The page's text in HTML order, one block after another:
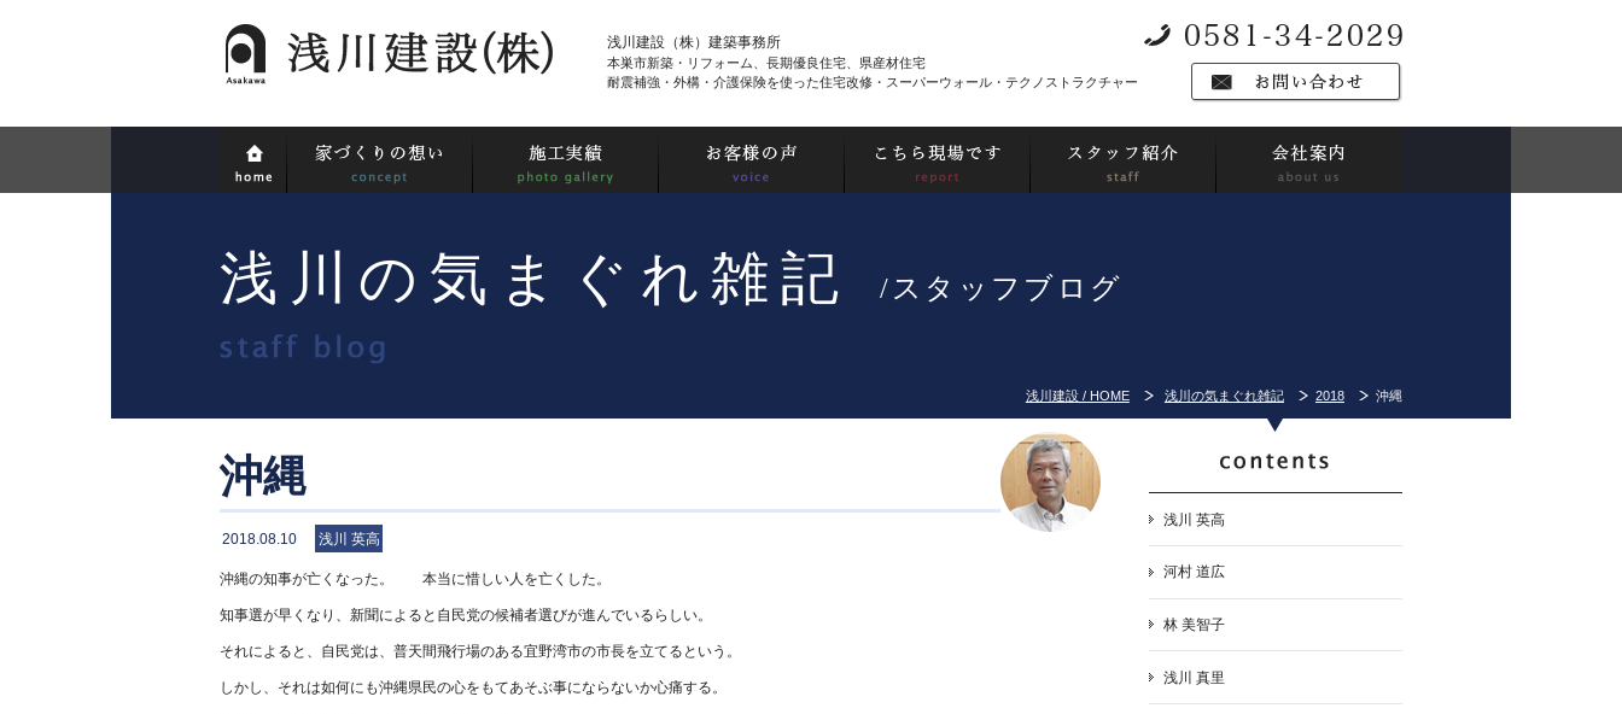
浅川建設（株）建築事務所
本巣市新築・リフォーム、長期優良住宅、県産材住宅
耐震補強・外構・介護保険を使った住宅改修・スーパーウォール・テクノストラクチャー
浅川の気まぐれ雑記 /スタッフブログ
浅川建設 / HOME 浅川の気まぐれ雑記 2018 沖縄
沖縄
2018.08.10 浅川 英高
沖縄の知事が亡くなった。 本当に惜しい人を亡くした。
知事選が早くなり、新聞によると自民党の候補者選びが進んでいるらしい。
それによると、自民党は、普天間飛行場のある宜野湾市の市長を立てるという。
しかし、それは如何にも沖縄県民の心をもてあそぶ事にならないか心痛する。
浅川 英高
河村 道広
林 美智子
浅川 真里